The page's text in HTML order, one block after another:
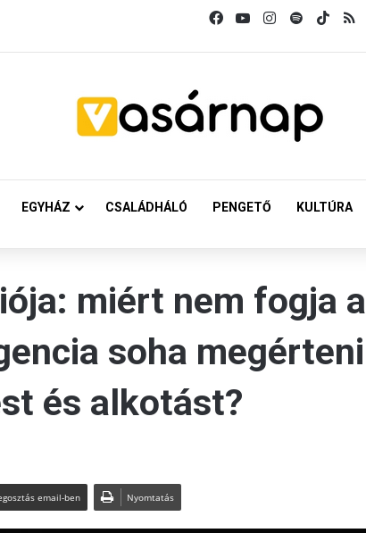
FacebookYouTubeInstagram
SpotifyTikTok
EGYHÁZ CSALÁDHÁLÓ PENGETŐ KULTÚRA
miért nem fogja a
soha megérteni
és alkotást?
email-ben Nyomtatás